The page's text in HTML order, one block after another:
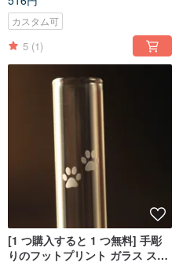
全
カスタム可
5 (1)
[1 つ購入すると 1 つ無料] 手彫
りのフットプリント ガラス スト